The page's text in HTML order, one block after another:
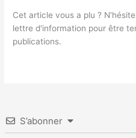
Cet article vous a plu ?
lettre d'information pour être
publications.
S’abonner